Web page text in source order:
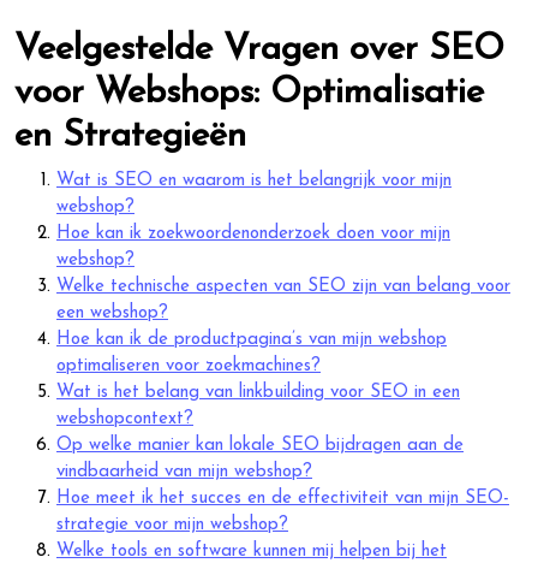
Veelgestelde Vragen over SEO
voor Webshops: Optimalisatie
en Strategieën
Wat is SEO en waarom is het belangrijk voor mijn
webshop?
Hoe kan ik zoekwoordenonderzoek doen voor mijn
webshop?
Welke technische aspecten van SEO zijn van belang voor
een webshop?
Hoe kan ik de productpagina’s van mijn webshop
optimaliseren voor zoekmachines?
Wat is het belang van linkbuilding voor SEO in een
webshopcontext?
Op welke manier kan lokale SEO bijdragen aan de
vindbaarheid van mijn webshop?
Hoe meet ik het succes en de effectiviteit van mijn SEO-
strategie voor mijn webshop?
Welke tools en software kunnen mij helpen bij het